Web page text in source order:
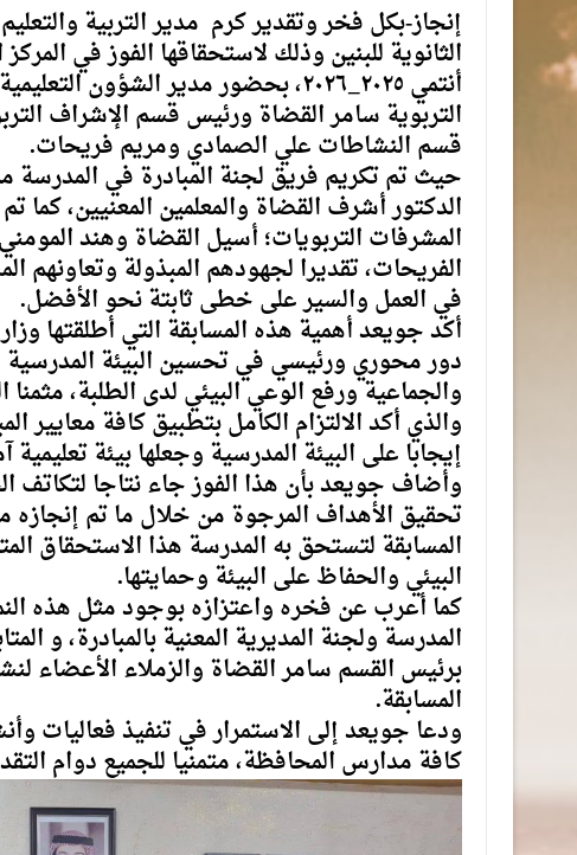
إنجاز-بكل فخر وتقدير كرم مدير التربية
الثانوية للبنين وذلك لاستحقاقها الفوز في
أنتمي ٢٠٢٥_٢٠٢٦، بحضور مدير الشؤون
التربوية سامر القضاة ورئيس قسم الإشراف
قسم النشاطات علي الصمادي ومريم فريحات.
حيث تم تكريم فريق لجنة المبادرة في المدرسة
الدكتور أشرف القضاة والمعلمين المعنيين، كما
المشرفات التربويات؛ أسيل القضاة وهند
الفريحات، تقديرا لجهودهم المبذولة
في العمل والسير على خطى ثابتة نحو الأفضل.
أكد جويعد أهمية هذه المسابقة التي أطلقتها
دور محوري ورئيسي في تحسين البيئة المدرسية
والجماعية ورفع الوعي البيئي لدى الطلبة،
والذي أكد الالتزام الكامل بتطبيق كافة معايير
إيجابا على البيئة المدرسية وجعلها بيئة
وأضاف جويعد بأن هذا الفوز جاء نتاجا لتكاتف
تحقيق الأهداف المرجوة من خلال ما تم
المسابقة لتستحق به المدرسة هذا الاستحقاق
البيئي والحفاظ على البيئة وحمايتها.
كما أعرب عن فخره واعتزازه بوجود مثل هذه
المدرسة ولجنة المديرية المعنية بالمبادرة، و
برئيس القسم سامر القضاة والزملاء الأعضاء
المسابقة.
ودعا جويعد إلى الاستمرار في تنفيذ فعاليات
كافة مدارس المحافظة، متمنيا للجميع دوام